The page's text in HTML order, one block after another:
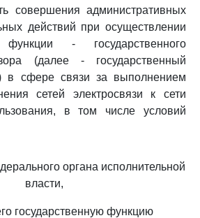
совершения административных
действий при осуществлении
функции - государственного
(далее - государственный
в сфере связи за выполнением
сетей электросвязи к сети
в том числе условий
органа исполнительной
власти,
государственную функцию